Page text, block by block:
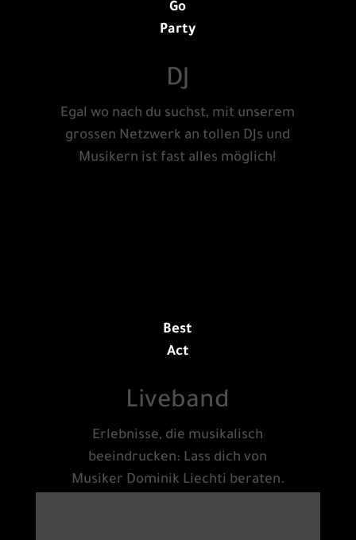
Go
Party
DJ
Egal wo nach du suchst, mit unserem
grossen Netzwerk an tollen DJs und
Musikern ist fast alles möglich!
Best
Act
Liveband
Erlebnisse, die musikalisch
beeindrucken: Lass dich von
Musiker Dominik Liechti beraten.